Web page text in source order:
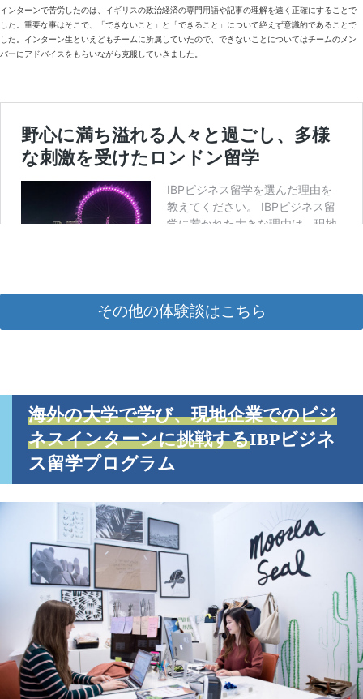
インターンで苦労したのは、イギリスの政治経済の専門用語や記事の理解を速く正確にすることで
した。重要な事はそこで、「できないこと」と「できること」について絶えず意識的であることで
した。インターン生といえどもチームに所属していたので、できないことについてはチームのメン
バーにアドバイスをもらいながら克服していきました。
その他の体験談はこちら
海外の大学で学び、現地企業でのビジ
ネスインターンに挑戦するIBPビジネ
ス留学プログラム